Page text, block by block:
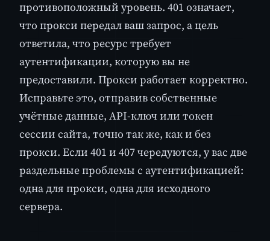
противоположный уровень. 401 означает,
что прокси передал ваш запрос, а цель
ответила, что ресурс требует
аутентификации, которую вы не
предоставили. Прокси работает корректно.
Исправьте это, отправив собственные
учётные данные, API-ключ или токен
сессии сайта, точно так же, как и без
прокси. Если 401 и 407 чередуются, у вас две
раздельные проблемы с аутентификацией:
одна для прокси, одна для исходного
сервера.